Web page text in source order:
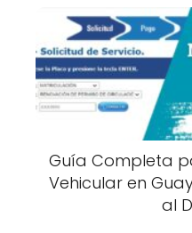
Guía Completa
Vehicular en
al